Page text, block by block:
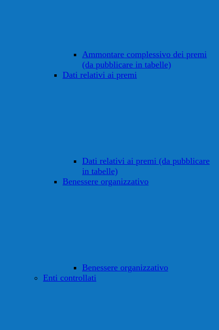
Ammontare complessivo dei premi
(da pubblicare in tabelle)
Dati relativi ai premi
Dati relativi ai premi (da pubblicare
in tabelle)
Benessere organizzativo
Benessere organizzativo
Enti controllati